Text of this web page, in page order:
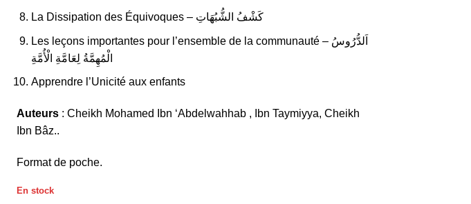
La Dissipation des Équivoques – كَشْفُ الشُّبُهَاتِ
Les leçons importantes pour l’ensemble de la communauté – اَلدُّرُوسُ
الْمُهِمَّةُ لِعَامَّةِ الْأُمَّةِ
Apprendre l’Unicité aux enfants
Auteurs : Cheikh Mohamed Ibn ‘Abdelwahhab , Ibn Taymiyya, Cheikh
Ibn Bâz..
Format de poche.
En stock